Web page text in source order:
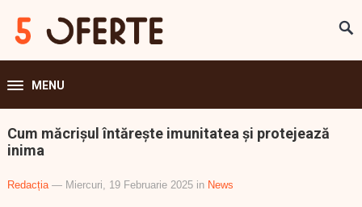
MENU
Cum măcrișul întărește imunitatea și protejează
inima
Redacția — Miercuri, 19 Februarie 2025 in News